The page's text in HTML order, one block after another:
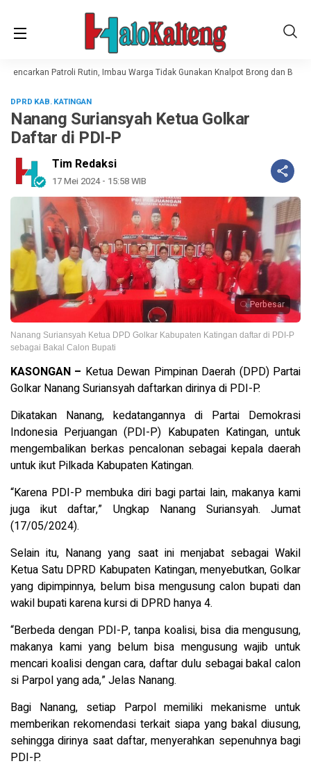
Patroli Rutin, Imbau Warga Tidak Gunakan Knalpot Brong dan Balap
DPRD KAB. KATINGAN
Nanang Suriansyah Ketua Golkar
Daftar di PDI-P
Tim Redaksi
17 Mei 2024 - 15:58 WIB
Perbesar
Nanang Suriansyah Ketua DPD Golkar Kabupaten Katingan daftar di PDI-P
sebagai Bakal Calon Bupati
KASONGAN – Ketua Dewan Pimpinan Daerah (DPD) Partai
Golkar Nanang Suriansyah daftarkan dirinya di PDI-P.
Dikatakan Nanang, kedatangannya di Partai Demokrasi
Indonesia Perjuangan (PDI-P) Kabupaten Katingan, untuk
mengembalikan berkas pencalonan sebagai kepala daerah
untuk ikut Pilkada Kabupaten Katingan.
“Karena PDI-P membuka diri bagi partai lain, makanya kami
juga ikut daftar,” Ungkap Nanang Suriansyah. Jumat
(17/05/2024).
Selain itu, Nanang yang saat ini menjabat sebagai Wakil
Ketua Satu DPRD Kabupaten Katingan, menyebutkan, Golkar
yang dipimpinnya, belum bisa mengusung calon bupati dan
wakil bupati karena kursi di DPRD hanya 4.
“Berbeda dengan PDI-P, tanpa koalisi, bisa dia mengusung,
makanya kami yang belum bisa mengusung wajib untuk
mencari koalisi dengan cara, daftar dulu sebagai bakal calon
si Parpol yang ada,” Jelas Nanang.
Bagi Nanang, setiap Parpol memiliki mekanisme untuk
memberikan rekomendasi terkait siapa yang bakal diusung,
sehingga dirinya saat daftar, menyerahkan sepenuhnya bagi
PDI-P.